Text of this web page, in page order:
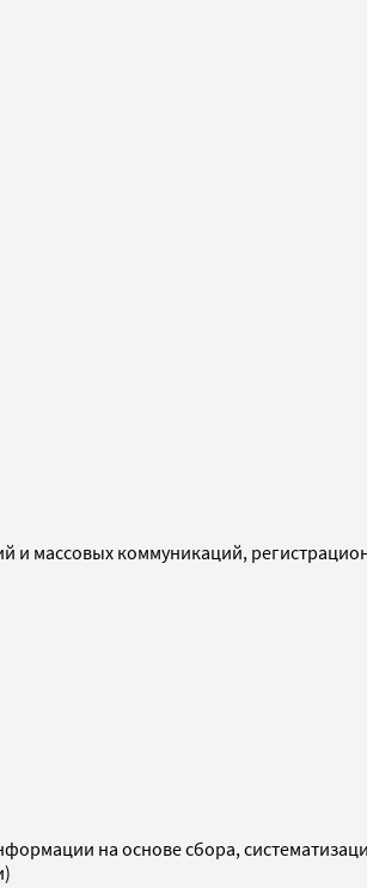
и массовых коммуникаций,
на основе сбора,